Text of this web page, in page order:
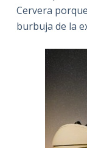
Cervera
burbuja de la